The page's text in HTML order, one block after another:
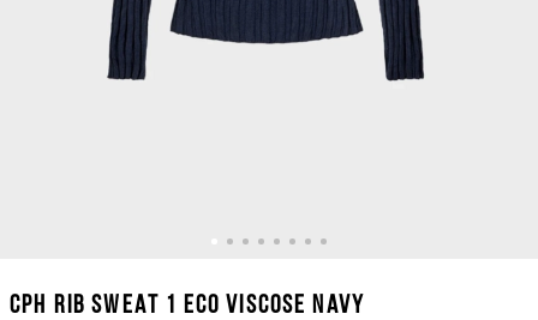
CPH RIB SWEAT 1 eco viscose navy